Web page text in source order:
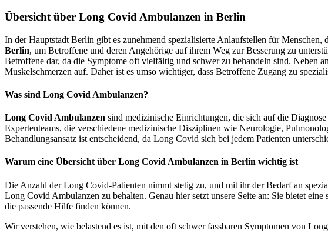
Übersicht über Long Covid Ambulanzen in Berlin
In der Hauptstadt Berlin gibt es zunehmend spezialisierte Anlaufstellen für
Berlin, um Betroffene und deren Angehörige auf ihrem Weg zur Besserung zu
Betroffene dar, da die Symptome oft vielfältig und schwer zu behandeln sind. Neben
Muskelschmerzen auf. Daher ist es umso wichtiger, dass Betroffene Zugang zu
Was sind Long Covid Ambulanzen?
Long Covid Ambulanzen sind medizinische Einrichtungen, die sich auf die
Expertenteams, die verschiedene medizinische Disziplinen wie Neurologie,
Behandlungsansatz ist entscheidend, da Long Covid sich bei jedem Patienten
Warum eine Übersicht über Long Covid Ambulanzen in Berlin wichtig ist
Die Anzahl der Long Covid-Patienten nimmt stetig zu, und mit ihr der Bedarf an
Long Covid Ambulanzen zu behalten. Genau hier setzt unsere Seite an: Sie bietet eine
die passende Hilfe finden können.
Wir verstehen, wie belastend es ist, mit den oft schwer fassbaren Symptomen von